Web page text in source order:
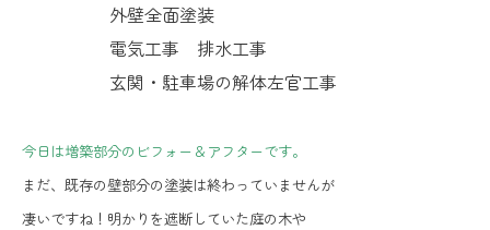
外壁全面塗装
電気工事 排水工事
玄関・駐車場の解体左官工事
今日は増築部分のビフォー＆アフターです。
まだ、既存の壁部分の塗装は終わっていませんが
凄いですね！明かりを遮断していた庭の木や